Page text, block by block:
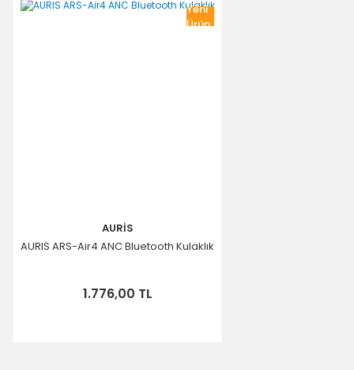
Yeni
Ürün
AURİS
AURIS ARS-Air4 ANC Bluetooth Kulaklık
1.776,00 TL